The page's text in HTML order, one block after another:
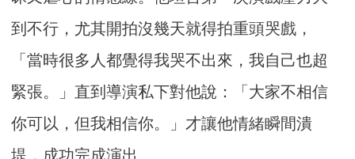
到不行，尤其開拍沒幾天就得拍重頭哭戲，
「當時很多人都覺得我哭不出來，我自己也超
緊張。」直到導演私下對他說：「大家不相信
你可以，但我相信你。」才讓他情緒瞬間潰
堤，成功完成演出。